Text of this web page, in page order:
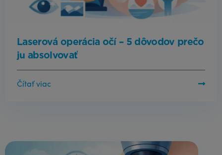
Laserová operácia očí – 5 dôvodov prečo
ju absolvovať
Čítať viac